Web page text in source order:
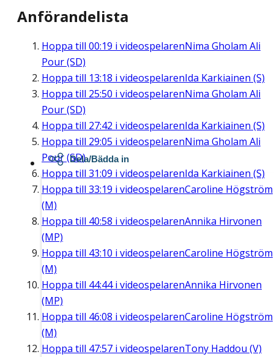
Anförandelista
Hoppa till 00:19 i videospelarenNima Gholam Ali
Pour (SD)
Hoppa till 13:18 i videospelarenIda Karkiainen (S)
Hoppa till 25:50 i videospelarenNima Gholam Ali
Pour (SD)
Hoppa till 27:42 i videospelarenIda Karkiainen (S)
Hoppa till 29:05 i videospelarenNima Gholam Ali
Pour (SD)
Hoppa till 31:09 i videospelarenIda Karkiainen (S)
Hoppa till 33:19 i videospelarenCaroline Högström
(M)
Hoppa till 40:58 i videospelarenAnnika Hirvonen
(MP)
Hoppa till 43:10 i videospelarenCaroline Högström
(M)
Hoppa till 44:44i videospelarenAnnika Hirvonen
(MP)
Hoppa till 46:08 i videospelarenCaroline Högström
(M)
Hoppa till 47:57 i videospelarenTony Haddou (V)
Dela/Bädda in